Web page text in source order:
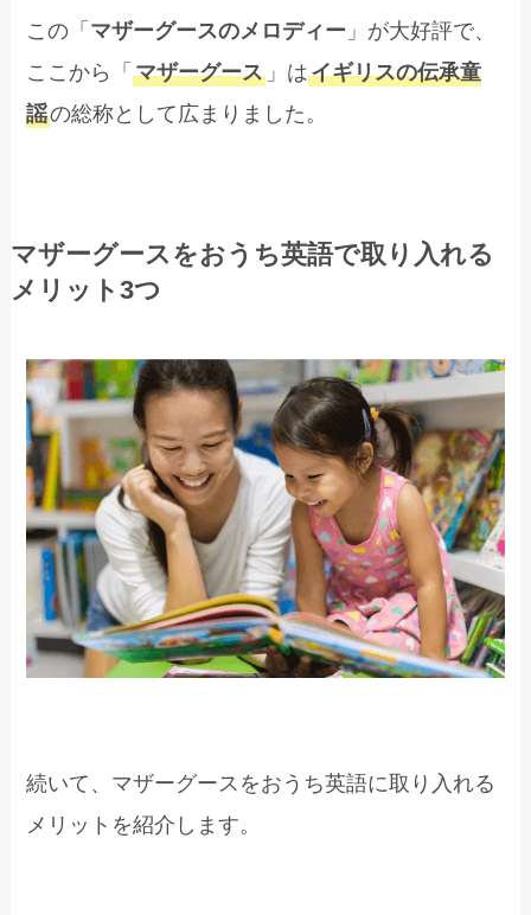
この「 マザーグースのメロディー 」が大好評で、
ここから「マザーグース 」はイギリスの伝承童
謡の総称として広まりました。
マザーグースをおうち英語で取り入れる
メリット3つ
続いて、マザーグースをおうち英語に取り入れる
メリットを紹介します。